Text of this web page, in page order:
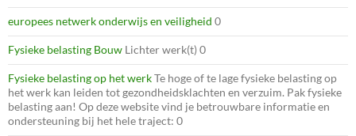
europees netwerk onderwijs en veiligheid 0
Fysieke belasting Bouw Lichter werk(t) 0
Fysieke belasting op het werkTe hoge of te lage fysieke belasting op
het werk kan leiden tot gezondheidsklachten en verzuim. Pak fysieke
belasting aan! Op deze website vind je betrouwbare informatie en
ondersteuning bij het hele traject: 0